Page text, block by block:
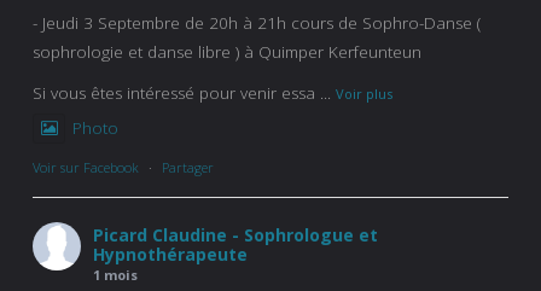
- Jeudi 3 Septembre de 20h à 21h cours de Sophro-Danse (
sophrologie et danse libre ) à Quimper Kerfeunteun
Si vous êtes intéressé pour venir essa ... Voir plus
Photo
Voir sur Facebook · Partager
Picard Claudine - Sophrologue et
Hypnothérapeute
1 mois